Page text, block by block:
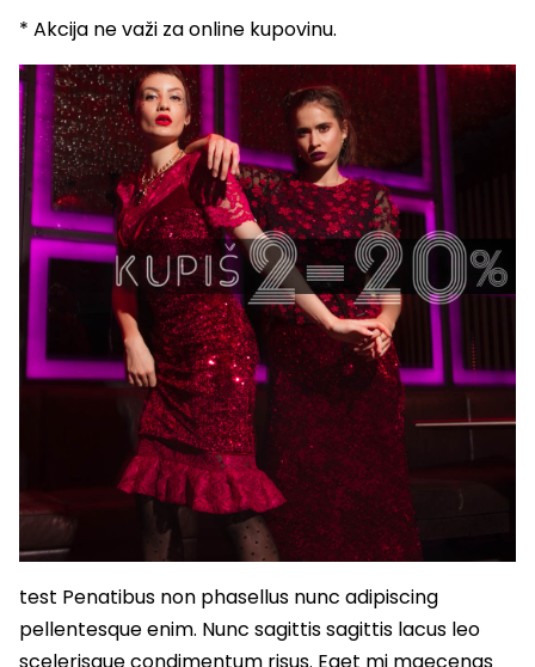
* Akcija ne važi za online kupovinu.
test Penatibus non phasellus nunc adipiscing
pellentesque enim. Nunc sagittis sagittis lacus leo